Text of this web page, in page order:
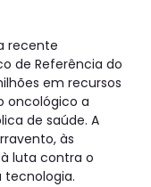
recente
de Referência do
em recursos
oncológico a
de saúde. A
às
à luta contra o